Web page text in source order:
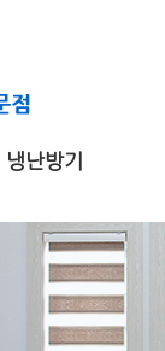
냉난방기